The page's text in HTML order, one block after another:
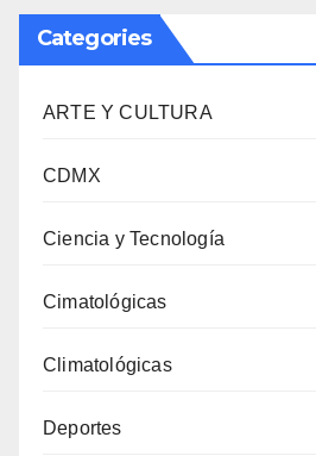
Categories
ARTE Y CULTURA
CDMX
Ciencia y Tecnología
Cimatológicas
Climatológicas
Deportes